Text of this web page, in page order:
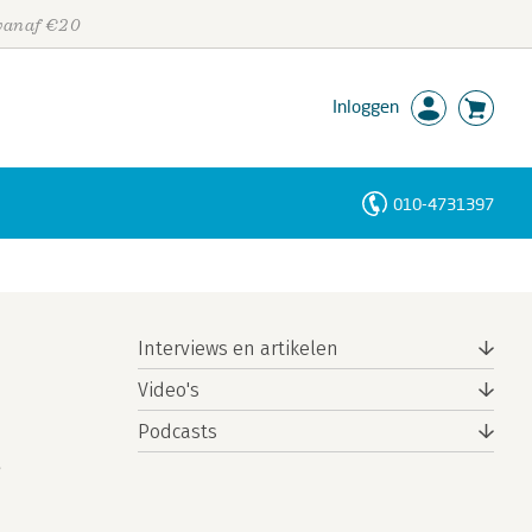
€20
Inloggen
010-4731397
Interviews en artikelen
Video's
Podcasts
Personen